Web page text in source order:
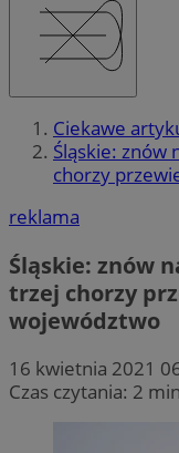
Ciekawe
Śląskie: znów
chorzy
reklama
Śląskie: znów
trzej chorzy
województwo
16 kwietnia 2021
Czas czytania: 2